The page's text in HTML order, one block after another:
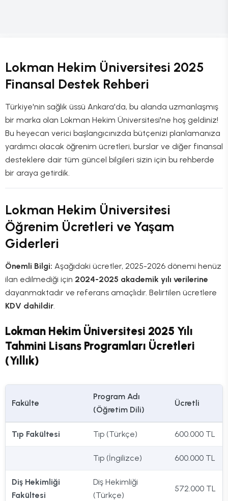
Lokman Hekim Üniversitesi 2025
Finansal Destek Rehberi
Türkiye'nin sağlık üssü Ankara'da, bu alanda uzmanlaşmış
bir marka olan Lokman Hekim Üniversitesi'ne hoş geldiniz!
Bu heyecan verici başlangıcınızda bütçenizi planlamanıza
yardımcı olacak öğrenim ücretleri, burslar ve diğer finansal
desteklere dair tüm güncel bilgileri sizin için bu rehberde
bir araya getirdik.
Lokman Hekim Üniversitesi
Öğrenim Ücretleri ve Yaşam
Giderleri
Önemli Bilgi: Aşağıdaki ücretler, 2025-2026 dönemi henüz
ilan edilmediği için 2024-2025 akademik yılı verilerine
dayanmaktadır ve referans amaçlıdır. Belirtilen ücretlere
KDV dahildir.
Lokman Hekim Üniversitesi 2025 Yılı
Tahmini Lisans Programları Ücretleri
(Yıllık)
Fakülte
Program Adı
(Öğretim Dili)
Ücretli
Tıp Fakültesi Tıp (Türkçe) 600.000 TL
Tıp (İngilizce) 600.000 TL
Diş Hekimliği
Fakültesi
Diş Hekimliği
(Türkçe)
572.000 TL